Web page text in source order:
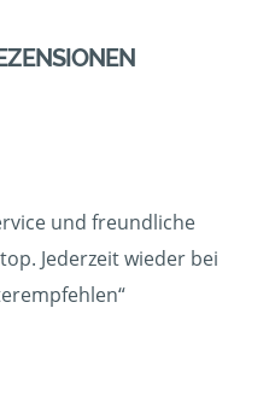
und freundliche
Jederzeit wieder bei